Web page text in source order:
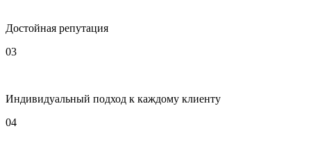
Достойная репутация
03
Индивидуальный подход к каждому клиенту
04